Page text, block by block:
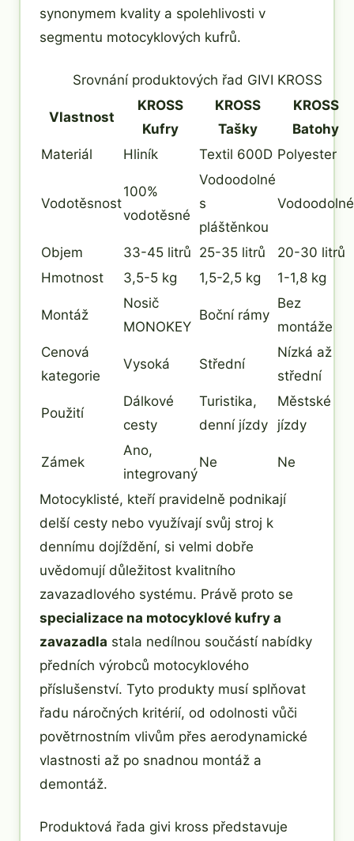
synonymem kvality a spolehlivosti v
segmentu motocyklových kufrů.
Srovnání produktových řad GIVI KROSS
Vlastnost
KROSS
Kufry
KROSS
Tašky
KROSS
Batohy
Materiál
Hliník Textil 600D Polyester
Vodotěsnost
100%
vodotěsné
Vodoodolné
s
pláštěnkou
Vodoodolné
Objem 33-45 litrů 25-35 litrů
20-30 litrů
Hmotnost
3,5-5 kg 1,5-2,5 kg 1-1,8 kg
Montáž
Nosič
MONOKEY
Boční rámy
Bez
montáže
Cenová
kategorie
Vysoká Střední
Nízká až
střední
Použití
Dálkové
cesty
Turistika,
denní jízdy
Městské
jízdy
Zámek
Ano,
integrovaný
Ne Ne
Motocyklisté, kteří pravidelně podnikají
delší cesty nebo využívají svůj stroj k
dennímu dojíždění, si velmi dobře
uvědomují důležitost kvalitního
zavazadlového systému. Právě proto se
specializace na motocyklové kufry a
zavazadla stala nedílnou součástí nabídky
předních výrobců motocyklového
příslušenství. Tyto produkty musí splňovat
řadu náročných kritérií, od odolnosti vůči
povětrnostním vlivům přes aerodynamické
vlastnosti až po snadnou montáž a
demontáž.
Produktová řada givi kross představuje